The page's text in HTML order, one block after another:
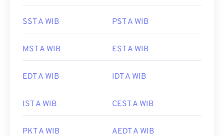
SST A WIB PST A WIB
MST A WIB EST A WIB
EDT A WIB IDT A WIB
IST A WIB CEST A WIB
PKT A WIB AEDT A WIB